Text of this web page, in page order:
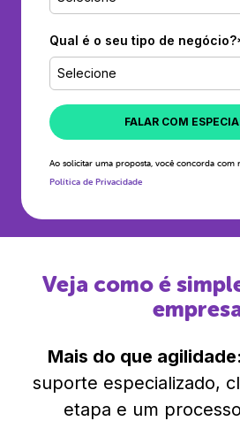
Qual é o seu tipo de
Selecione
FALAR COM
Ao solicitar uma proposta, você concorda com
Política de Privacidade
Veja como é
Mais do que agilidade:
suporte especializado,
etapa e um